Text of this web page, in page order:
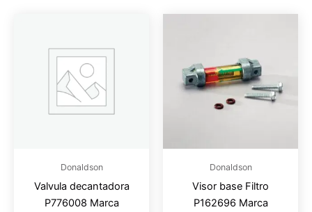
Donaldson
Valvula decantadora
P776008 Marca
Donaldson
Visor base Filtro
P162696 Marca